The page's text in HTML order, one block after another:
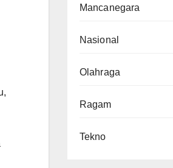
Mancanegara
Nasional
Olahraga
Ragam
Tekno